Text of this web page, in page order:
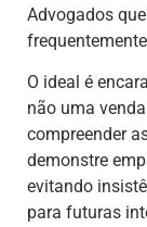
Advogados
O ideal é
não uma
compreender
demonstre
evitando
para futuras